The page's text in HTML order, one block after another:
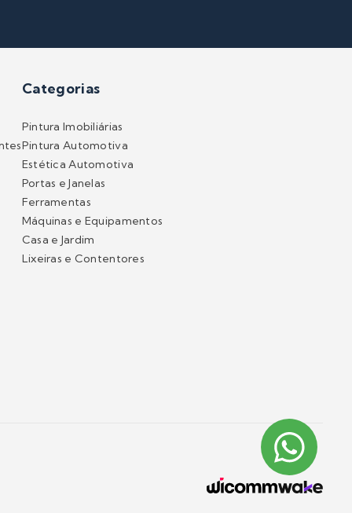
Categorias
Pintura Imobiliárias
Pintura Automotiva
Estética Automotiva
Portas e Janelas
Ferramentas
Máquinas e Equipamentos
Casa e Jardim
Lixeiras e Contentores